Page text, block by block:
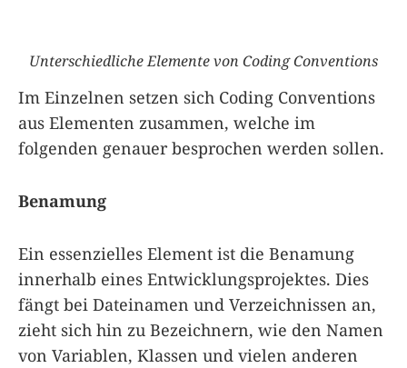
Unterschiedliche Elemente von Coding Conventions
Im Einzelnen setzen sich Coding Conventions
aus Elementen zusammen, welche im
folgenden genauer besprochen werden sollen.
Benamung
Ein essenzielles Element ist die Benamung
innerhalb eines Entwicklungsprojektes. Dies
fängt bei Dateinamen und Verzeichnissen an,
zieht sich hin zu Bezeichnern, wie den Namen
von Variablen, Klassen und vielen anderen